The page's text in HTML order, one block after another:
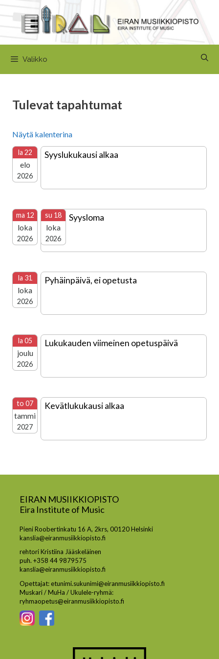
sisältöön
Valikko
Tulevat tapahtumat
Näytä kalenterina
la 22
elo
2026
Syyslukukausi alkaa
ma 12
loka
2026
su 18
loka
2026
Syysloma
la 31
loka
2026
Pyhäinpäivä, ei opetusta
la 05
joulu
2026
Lukukauden viimeinen opetuspäivä
to 07
tammi
2027
Kevätlukukausi alkaa
EIRAN MUSIIKKIOPISTO
Eira Institute of Music
Pieni Roobertinkatu 16 A, 2krs, 00120 Helsinki
kanslia@eiranmusiikkiopisto.fi
rehtori Kristiina Jääskeläinen
puh. +358 44 9879575
kanslia@eiranmusiikkiopisto.fi
Opettajat: etunimi.sukunimi@eiranmusiikkiopisto.fi
Muskari / MuHa / Ukulele-ryhmä:
ryhmaopetus@eiranmusiikkiopisto.fi